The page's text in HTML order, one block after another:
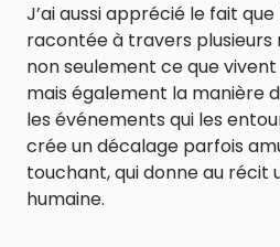
J’ai aussi apprécié le fait que
racontée à travers plusieurs
non seulement ce que
mais également la manière
les événements qui les
crée un décalage parfois
touchant, qui donne au récit
humaine.